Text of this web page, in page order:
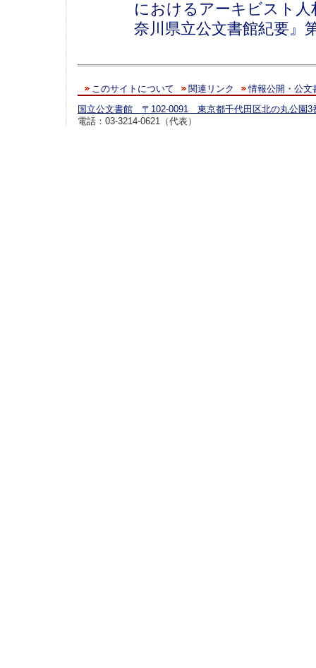
におけるアーキビスト
奈川県立公文書館紀要』
このサイトについて 関連リンク
情報公開・公文
国立公文書館 〒102-0091 東京都千代田区北の丸公園3
電話：03-3214-0621（代表）